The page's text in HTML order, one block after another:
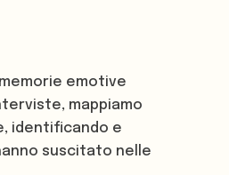
emotive
mappiamo
identificando e
suscitato nelle